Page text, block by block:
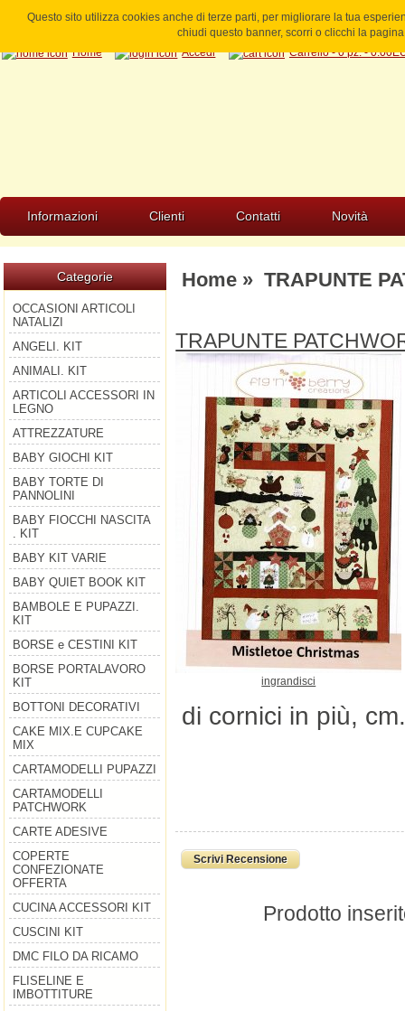
Questo sito utilizza cookies anche di terze parti, per migliorare la tua
chiudi questo banner, scorri o clicchi la
Home
Accedi Carrello - 0 pz. -
Informazioni Clienti Contatti Novità
Categorie
OCCASIONI ARTICOLI
NATALIZI
ANGELI. KIT
ANIMALI. KIT
ARTICOLI ACCESSORI IN
LEGNO
ATTREZZATURE
BABY GIOCHI KIT
BABY TORTE DI
PANNOLINI
BABY FIOCCHI NASCITA
. KIT
BABY KIT VARIE
BABY QUIET BOOK KIT
BAMBOLE E PUPAZZI.
KIT
BORSE e CESTINI KIT
BORSE PORTALAVORO
KIT
BOTTONI DECORATIVI
CAKE MIX.E CUPCAKE
MIX
CARTAMODELLI PUPAZZI
CARTAMODELLI
PATCHWORK
CARTE ADESIVE
COPERTE
CONFEZIONATE
OFFERTA
CUCINA ACCESSORI KIT
CUSCINI KIT
DMC FILO DA RICAMO
FLISELINE E
IMBOTTITURE
Home» TRAPUNTE
TRAPUNTE
ingrandisci
di cornici in più,
Scrivi Recensione
Prodotto